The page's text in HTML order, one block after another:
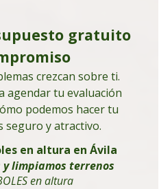
gratuito
crezcan sobre ti.
agendar tu evaluación
podemos hacer tu
seguro y atractivo.
en altura en Ávila
y limpiamos terrenos
en altura